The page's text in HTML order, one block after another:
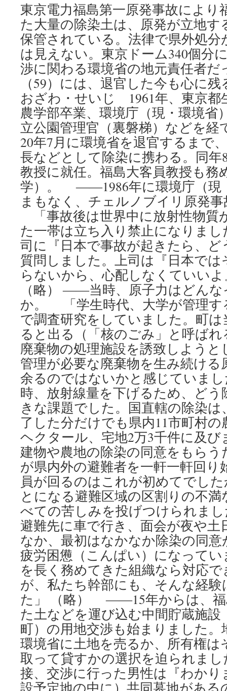
東京電力福島第一原発事故により
た大量の除染土は、原発が立地
保管されている。法律で県外処
は見えない。東京ドーム340個分
渉に関わる環境省の地元責任者だ
（59）には、退官した今も心に
おざわ・せいじ 1961年、東京都
農学部卒業、環境庁（現・環境省
立公園管理官（裏磐梯）などを経
20年7月に環境省を退官するまで
長などとして除染に携わる。同年
教授に就任。福島大客員教授も務
学）。 ――1986年に環境庁（現
まもなく、チェルノブイリ原発
「事故後は世界中に放射性物質
た一帯は立ち入り禁止になりま
司に『日本で事故が起きたら、
質問しました。上司は『日本で
らないから、心配しなくていい
（略） ――当時、原子力はどん
か。 「学生時代、大学が管理す
で調査研究をしていました。町
ると出る（「核のごみ」と呼ば
廃棄物の処理施設を誘致しよう
管理が必要な廃棄物を生み続ける
余るのではないかと感じていま
時、放射線量を下げるため、ど
きな課題でした。国直轄の除染は
了した分だけでも県内11市町村の
ヘクタール、宅地2万3千件に及
建物や農地の除染の同意をもら
が県内外の避難者を一軒一軒回り
員が回るのはこれが初めてでし
とになる避難区域の区割りの不
べての苦しみを投げつけられま
避難先に車で行き、面会が夜や
なか、最初はなかなか除染の同
疲労困憊（こんぱい）になって
を長く務めてきた組織なら対応
が、私たち幹部にも、そんな経
た」 （略） ――15年からは、福
た土などを運び込む中間貯蔵施設
町）の用地交渉も始まりました
環境省に土地を売るか、所有権
取って貸すかの選択を迫られま
接、交渉に行った男性は『わか
設予定地の中に）共同墓地がある